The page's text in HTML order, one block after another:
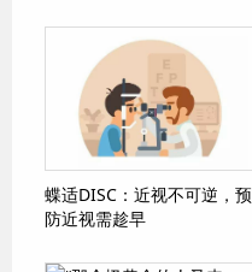
蝶适DISC：近视不可逆，预
防近视需趁早